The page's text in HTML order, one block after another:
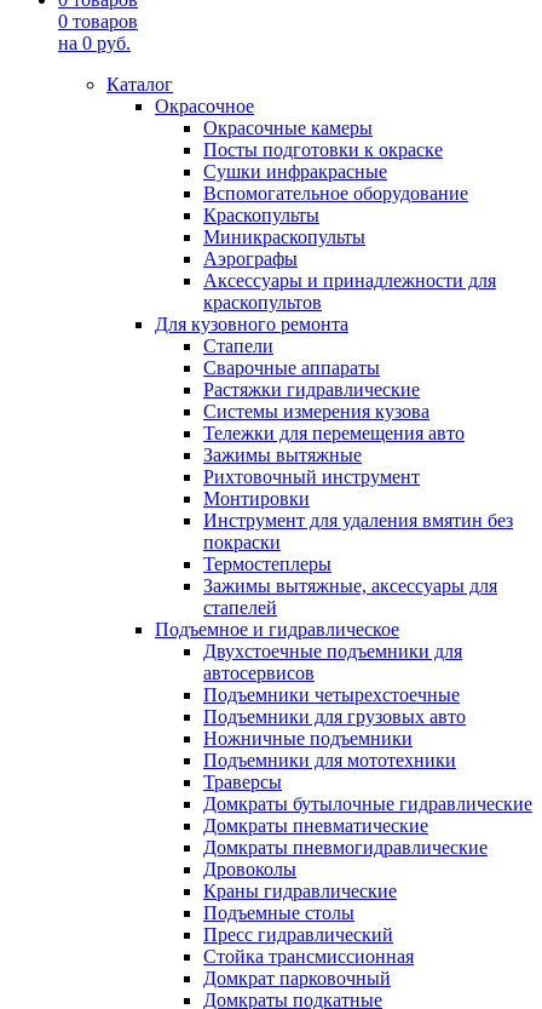
0 товаров
на 0 руб.
Каталог
Окрасочное
Окрасочные камеры
Посты подготовки к окраске
Сушки инфракрасные
Вспомогательное оборудование
Краскопульты
Миникраскопульты
Аэрографы
Аксессуары и принадлежности для
краскопультов
Для кузовного ремонта
Стапели
Сварочные аппараты
Растяжки гидравлические
Системы измерения кузова
Тележки для перемещения авто
Зажимы вытяжные
Рихтовочный инструмент
Монтировки
Инструмент для удаления вмятин без
покраски
Термостеплеры
Зажимы вытяжные, аксессуары для
стапелей
Подъемное и гидравлическое
Двухстоечные подъемники для
автосервисов
Подъемники четырехстоечные
Подъемники для грузовых авто
Ножничные подъемники
Подъемники для мототехники
Траверсы
Домкраты бутылочные гидравлические
Домкраты пневматические
Домкраты пневмогидравлические
Дровоколы
Краны гидравлические
Подъемные столы
Пресс гидравлический
Стойка трансмиссионная
Домкрат парковочный
Домкраты подкатные